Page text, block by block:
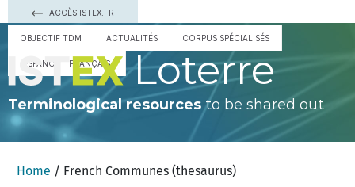
ACCÈS ISTEX.FR
OBJECTIF TDM ACTUALITÉS CORPUS SPÉCIALISÉS
ESPAÑOL FRANÇAIS Loterre
Terminological resourcesto be shared out
Home / French Communes (thesaurus)